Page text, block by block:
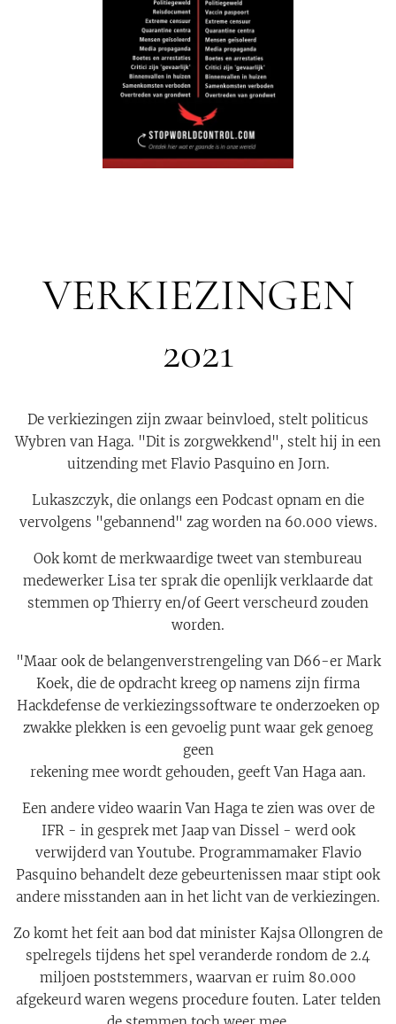
VERKIEZINGEN
2021
De verkiezingen zijn zwaar beinvloed, stelt politicus
Wybren van Haga. "Dit is zorgwekkend", stelt hij in een
uitzending met Flavio Pasquino en Jorn.
Lukaszczyk, die onlangs een Podcast opnam en die
vervolgens "gebannend" zag worden na 60.000 views.
Ook komt de merkwaardige tweet van stembureau
medewerker Lisa ter sprak die openlijk verklaarde dat
stemmen op Thierry en/of Geert verscheurd zouden
worden.
"Maar ook de belangenverstrengeling van D66-er Mark
Koek, die de opdracht kreeg op namens zijn firma
Hackdefense de verkiezingssoftware te onderzoeken op
zwakke plekken is een gevoelig punt waar gek genoeg
geen
rekening mee wordt gehouden, geeft Van Haga aan.
Een andere video waarin Van Haga te zien was over de
IFR - in gesprek met Jaap van Dissel - werd ook
verwijderd van Youtube. Programmamaker Flavio
Pasquino behandelt deze gebeurtenissen maar stipt ook
andere misstanden aan in het licht van de verkiezingen.
Zo komt het feit aan bod dat minister Kajsa Ollongren de
spelregels tijdens het spel veranderde rondom de 2.4
miljoen poststemmers, waarvan er ruim 80.000
afgekeurd waren wegens procedure fouten. Later telden